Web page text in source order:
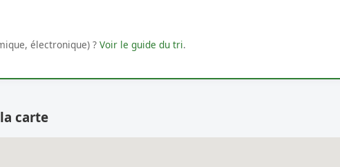
électronique) ? Voir le guide du tri.
carte